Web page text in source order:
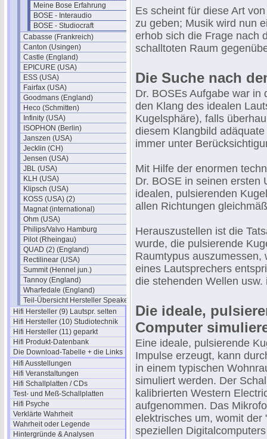
Meine Bose Erfahrung
BOSE - Interaudio
BOSE - Studiocraft
Cabasse (Frankreich)
Canton (Usingen)
Castle (England)
EPICURE (USA)
ESS (USA)
Fairfax (USA)
Goodmans (England)
Heco (Schmitten)
Infinity (USA)
ISOPHON (Berlin)
Janszen (USA)
Jecklin (CH)
Jensen (USA)
JBL (USA)
KLH (USA)
Klipsch (USA)
KOSS (USA) (2)
Magnat (international)
Ohm (USA)
Philips/Valvo Hamburg
Pilot (Rheingau)
QUAD (2) (England)
Rectilinear (USA)
Summit (Hennel jun.)
Tannoy (England)
Wharfedale (England)
Teil-Übersicht Hersteller Speaker
Hifi Hersteller (9) Lautspr. selten
Hifi Hersteller (10) Studiotechnik
Hifi Hersteller (11) geparkt
Hifi Produkt-Datenbank
Die Download-Tabelle + die Links
Hifi Ausstellungen
Hifi Veranstaltungen
Hifi Schallplatten / CDs
Test- und Meß-Schallplatten
Hifi Psyche
Verklärte Wahrheit
Wahrheit oder Legende
Hintergründe & Analysen
Es scheint für diese Art
zu geben; Musik wird nun
erhob sich die Frage nach
schalltoten Raum
Die Suche nach
Dr. BOSEs Aufgabe war in
den Klang des idealen
Kugelsphäre), falls
diesem Klangbild
immer unter
Mit Hilfe der enormen
Dr. BOSE in seinen ersten
idealen, pulsierenden
allen Richtungen
Herauszustellen ist die
wurde, die pulsierende
Raumtypus auszumessen,
eines Lautsprechers
die stehenden Wellen
Die ideale,
Computer
Eine ideale, pulsierende
Impulse erzeugt, kann
in einem typischen
simuliert werden. Der
kalibrierten Western
aufgenommen. Das
elektrisches um, womit der
speziellen